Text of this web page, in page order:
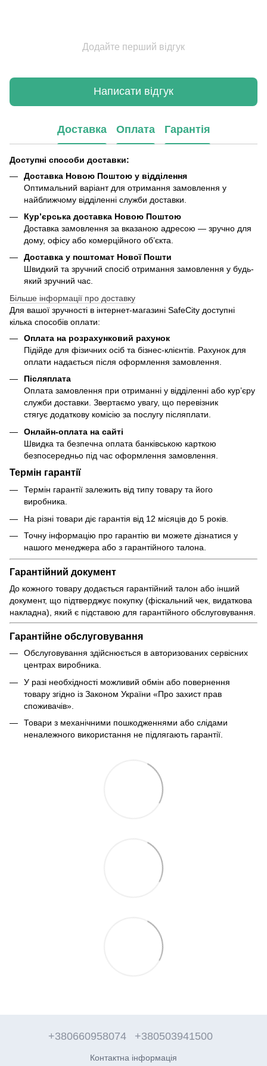
Додайте перший відгук
Написати відгук
Доставка Оплата Гарантія
Доступні способи доставки:
Доставка Новою Поштою у відділення
Оптимальний варіант для отримання замовлення у
найближчому відділенні служби доставки.
Кур’єрська доставка Новою Поштою
Доставка замовлення за вказаною адресою — зручно для
дому, офісу або комерційного об’єкта.
Доставка у поштомат Нової Пошти
Швидкий та зручний спосіб отримання замовлення у будь-
який зручний час.
Більше інформації про доставку
Для вашої зручності в інтернет-магазині SafeCity доступні
кілька способів оплати:
Оплата на розрахунковий рахунок
Підійде для фізичних осіб та бізнес-клієнтів. Рахунок для
оплати надається після оформлення замовлення.
Післяплата
Оплата замовлення при отриманні у відділенні або кур’єру
служби доставки. Звертаємо увагу, що перевізник
стягує додаткову комісію за послугу післяплати.
Онлайн-оплата на сайті
Швидка та безпечна оплата банківською карткою
безпосередньо під час оформлення замовлення.
Термін гарантії
Термін гарантії залежить від типу товару та його
виробника.
На різні товари діє гарантія від 12 місяців до 5 років.
Точну інформацію про гарантію ви можете дізнатися у
нашого менеджера або з гарантійного талона.
Гарантійний документ
До кожного товару додається гарантійний талон або інший
документ, що підтверджує покупку (фіскальний чек, видаткова
накладна), який є підставою для гарантійного обслуговування.
Гарантійне обслуговування
Обслуговування здійснюється в авторизованих сервісних
центрах виробника.
У разі необхідності можливий обмін або повернення
товару згідно із Законом України «Про захист прав
споживачів».
Товари з механічними пошкодженнями або слідами
неналежного використання не підлягають гарантії.
+380660958074 +380503941500
Контактна інформація